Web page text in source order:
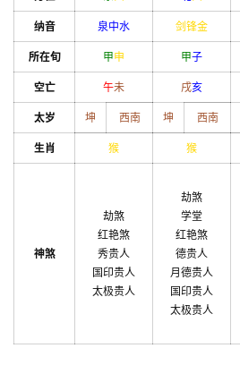
纳音 泉中水 剑锋金
所在旬 甲申 甲子
空亡 午未 戌亥
太岁 坤 西南 坤 西南
生肖 猴 猴
神煞
劫煞
红艳煞
秀贵人
国印贵人
太极贵人
劫煞
学堂
红艳煞
德贵人
月德贵人
国印贵人
太极贵人